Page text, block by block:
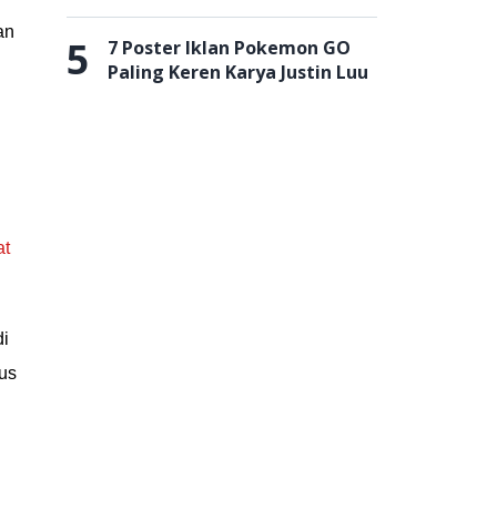
5
7 Poster Iklan Pokemon GO
Paling Keren Karya Justin Luu